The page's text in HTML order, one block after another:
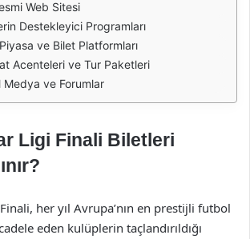
Web Sitesi
Destekleyici Programları
ve Bilet Platformları
Acenteleri ve Tur Paketleri
Medya ve Forumlar
Ligi Finali Biletleri
her yıl Avrupa’nın en prestijli futbol
eden kulüplerin taçlandırıldığı